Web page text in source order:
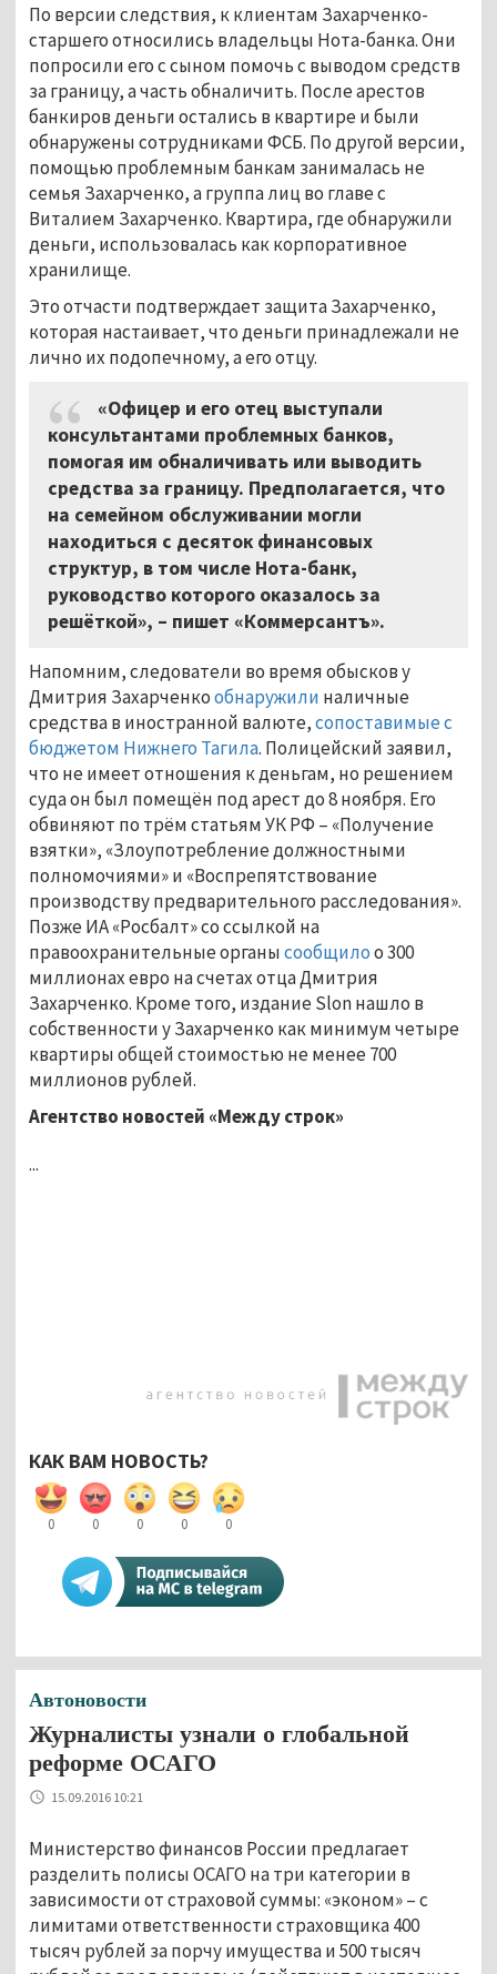
По версии следствия, к клиентам Захарченко-
старшего относились владельцы Нота-банка. Они
попросили его с сыном помочь с выводом средств
за границу, а часть обналичить. После арестов
банкиров деньги остались в квартире и были
обнаружены сотрудниками ФСБ. По другой версии,
помощью проблемным банкам занималась не
семья Захарченко, а группа лиц во главе с
Виталием Захарченко. Квартира, где обнаружили
деньги, использовалась как корпоративное
хранилище.
Это отчасти подтверждает защита Захарченко,
которая настаивает, что деньги принадлежали не
лично их подопечному, а его отцу.
«Офицер и его отец выступали
консультантами проблемных банков,
помогая им обналичивать или выводить
средства за границу. Предполагается, что
на семейном обслуживании могли
находиться с десяток финансовых
структур, в том числе Нота-банк,
руководство которого оказалось за
решёткой», – пишет «Коммерсантъ».
Напомним, следователи во время обысков у
Дмитрия Захарченкообнаружили наличные
средства в иностранной валюте,сопоставимые с
бюджетом Нижнего Тагила. Полицейский заявил,
что не имеет отношения к деньгам, но решением
суда он был помещён под арест до 8 ноября. Его
обвиняют по трём статьям УК РФ – «Получение
взятки», «Злоупотребление должностными
полномочиями» и «Воспрепятствование
производству предварительного расследования».
Позже ИА «Росбалт» со ссылкой на
правоохранительные органысообщилоо 300
миллионах евро на счетах отца Дмитрия
Захарченко. Кроме того, издание Slon нашло в
собственности у Захарченко как минимум четыре
квартиры общей стоимостью не менее 700
миллионов рублей.
Агентство новостей «Между строк»
...
КАК ВАМ НОВОСТЬ?
0 0 0 0 0
Автоновости
Журналисты узнали о глобальной
реформе ОСАГО
15.09.2016 10:21
Министерство финансов России предлагает
разделить полисы ОСАГО на три категории в
зависимости от страховой суммы: «эконом» – с
лимитами ответственности страховщика 400
тысяч рублей за порчу имущества и 500 тысяч